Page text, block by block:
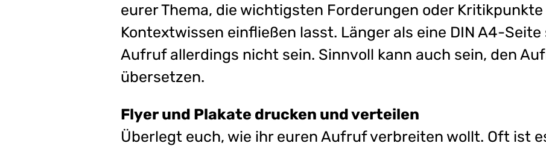
eurer Thema, die wichtigsten Forderungen oder Kritikpunkte
Kontextwissen einfließen lasst. Länger als eine DIN A4-Seite
Aufruf allerdings nicht sein. Sinnvoll kann auch sein, den
übersetzen.
Flyer und Plakate drucken und verteilen
Überlegt euch, wie ihr euren Aufruf verbreiten wollt. Oft ist